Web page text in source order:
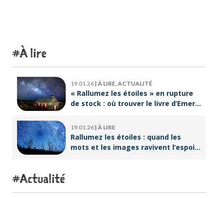
À lire
19.01.26 | À LIRE, ACTUALITÉ
« Rallumez les étoiles » en rupture
de stock : où trouver le livre d’Emeric
19.01.26 | À LIRE
Rallumez les étoiles : quand les
mots et les images ravivent l’espoir
Actualité